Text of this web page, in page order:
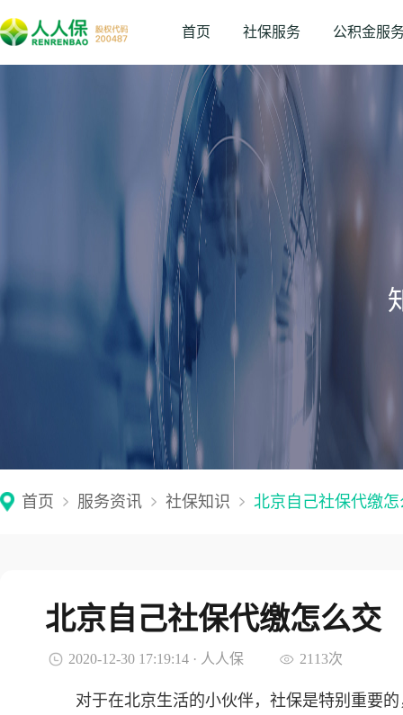
首页 社保服务 公积金服
首页 服务资讯 社保知识 北京自己社保代缴怎
北京自己社保代缴怎么交
2020-12-30 17:19:14 · 人人保 2113次
对于在北京生活的小伙伴，社保是特别重要